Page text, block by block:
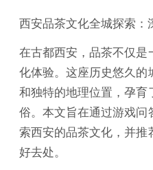
西安品茶文化全城探索：
在古都西安，品茶不仅是
化体验。这座历史悠久的
和独特的地理位置，孕育
俗。本文旨在通过游戏问
索西安的品茶文化，并推
好去处。